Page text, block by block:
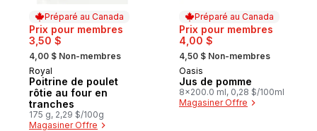
Préparé au Canada
Prix pour membres
3,50 $
, formerly:
4,00 $ Non-membres
Préparé au Canada
Royal
Poitrine de poulet
rôtie au four en
tranches
175 g, 2,29 $/100g
Magasiner Offre
Préparé au Canada
Prix pour membres
4,00 $
, formerly:
4,50 $ Non-membres
Préparé au Canada
Oasis
Jus de pomme
8x200.0 ml, 0,28 $/100ml
Magasiner Offre